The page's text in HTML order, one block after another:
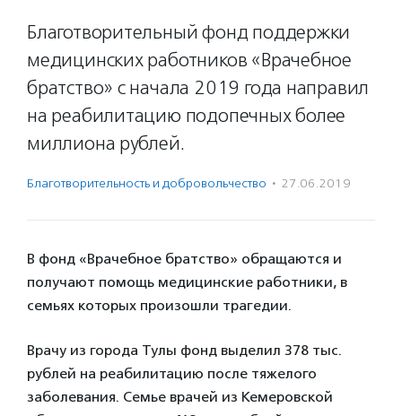
Благотворительный фонд поддержки
медицинских работников «Врачебное
братство» с начала 2019 года направил
на реабилитацию подопечных более
миллиона рублей.
Благотвори­тель­ность и доброволь­чест­во · 27.06.2019
В фонд «Врачебное братство» обращаются и
получают помощь медицинские работники, в
семьях которых произошли трагедии.
Врачу из города Тулы фонд выделил 378 тыс.
рублей на реабилитацию после тяжелого
заболевания. Семье врачей из Кемеровской